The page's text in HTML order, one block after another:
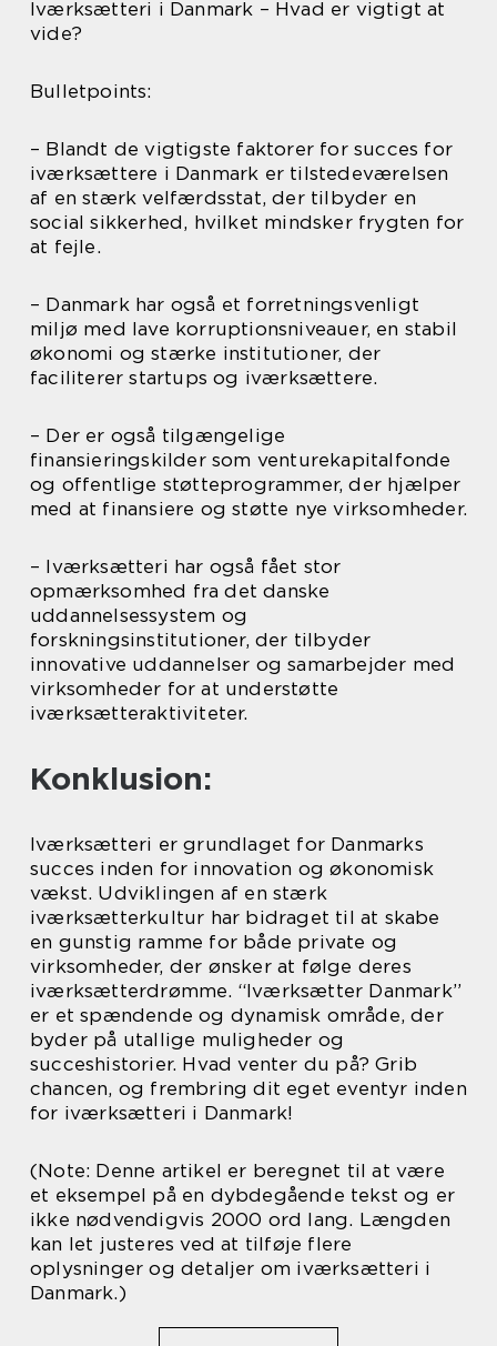
Iværksætteri i Danmark – Hvad er vigtigt at
vide?
Bulletpoints:
– Blandt de vigtigste faktorer for succes for
iværksættere i Danmark er tilstedeværelsen
af en stærk velfærdsstat, der tilbyder en
social sikkerhed, hvilket mindsker frygten for
at fejle.
– Danmark har også et forretningsvenligt
miljø med lave korruptionsniveauer, en stabil
økonomi og stærke institutioner, der
faciliterer startups og iværksættere.
– Der er også tilgængelige
finansieringskilder som venturekapitalfonde
og offentlige støtteprogrammer, der hjælper
med at finansiere og støtte nye virksomheder.
– Iværksætteri har også fået stor
opmærksomhed fra det danske
uddannelsessystem og
forskningsinstitutioner, der tilbyder
innovative uddannelser og samarbejder med
virksomheder for at understøtte
iværksætteraktiviteter.
Konklusion:
Iværksætteri er grundlaget for Danmarks
succes inden for innovation og økonomisk
vækst. Udviklingen af en stærk
iværksætterkultur har bidraget til at skabe
en gunstig ramme for både private og
virksomheder, der ønsker at følge deres
iværksætterdrømme. “Iværksætter Danmark”
er et spændende og dynamisk område, der
byder på utallige muligheder og
succeshistorier. Hvad venter du på? Grib
chancen, og frembring dit eget eventyr inden
for iværksætteri i Danmark!
(Note: Denne artikel er beregnet til at være
et eksempel på en dybdegående tekst og er
ikke nødvendigvis 2000 ord lang. Længden
kan let justeres ved at tilføje flere
oplysninger og detaljer om iværksætteri i
Danmark.)